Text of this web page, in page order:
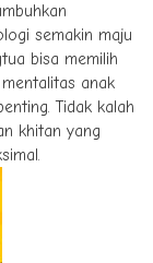
semakin maju
bisa memilih
anak
Tidak kalah
khitan yang